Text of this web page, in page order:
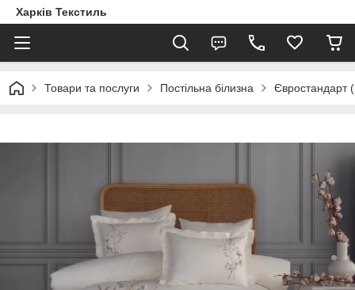
Харків Текстиль
Товари та послуги Постільна білизна Євростандарт